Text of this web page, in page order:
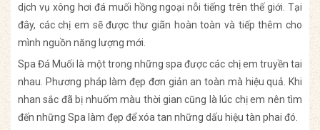
dịch vụ xông hơi đá muối hồng ngoại nỗi tiếng trên thế giới. Tại
đây, các chị em sẽ được thư giãn hoàn toàn và tiếp thêm cho
mình nguồn năng lượng mới.
Spa Đá Muối là một trong những spa được các chị em truyền tai
nhau. Phương pháp làm đẹp đơn giản an toàn mà hiệu quả. Khi
nhan sắc đã bị nhuốm màu thời gian cũng là lúc chị em nên tìm
đến những Spa làm đẹp để xóa tan những dấu hiệu tàn phai đó.